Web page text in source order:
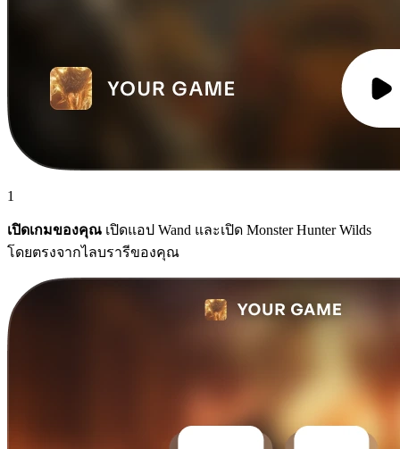
1
เปิดเกมของคุณ เปิดแอป Wand และเปิด Monster Hunter Wilds
โดยตรงจากไลบรารีของคุณ